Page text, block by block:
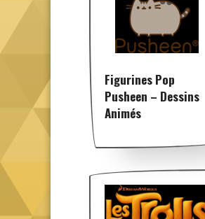
Figurines Pop
Pusheen – Dessins
Animés